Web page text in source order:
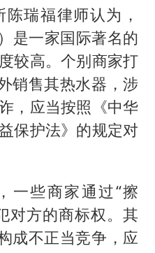
瑞福律师认为，
是一家国际著名的
较高。个别商家打
销售其热水器，涉
，应当按照《中华
保护法》的规定对
一些商家通过“擦
对方的商标权。其
成不正当竞争，应